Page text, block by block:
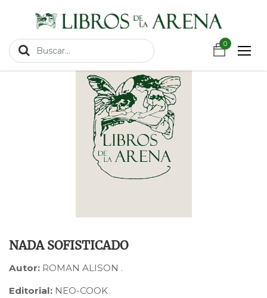
0
Productos NADA SOFISTICADO
NADA SOFISTICADO
Autor: ROMAN ALISON .
Editorial: NEO-COOK